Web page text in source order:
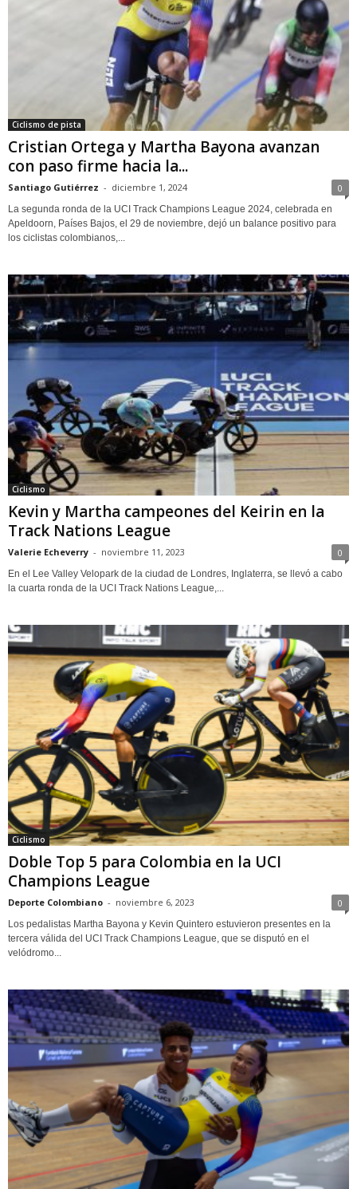
Ciclismo de pista
Cristian Ortega y Martha Bayona avanzan
con paso firme hacia la...
Santiago Gutiérrez - diciembre 1, 2024 0
La segunda ronda de la UCI Track Champions League 2024, celebrada en
Apeldoorn, Países Bajos, el 29 de noviembre, dejó un balance positivo para
los ciclistas colombianos,...
Ciclismo
Kevin y Martha campeones del Keirin en la
Track Nations League
Valerie Echeverry - noviembre 11, 2023 0
En el Lee Valley Velopark de la ciudad de Londres, Inglaterra, se llevó a cabo
la cuarta ronda de la UCI Track Nations League,...
Ciclismo
Doble Top 5 para Colombia en la UCI
Champions League
Deporte Colombiano - noviembre 6, 2023 0
Los pedalistas Martha Bayona y Kevin Quintero estuvieron presentes en la
tercera válida del UCI Track Champions League, que se disputó en el
velódromo...